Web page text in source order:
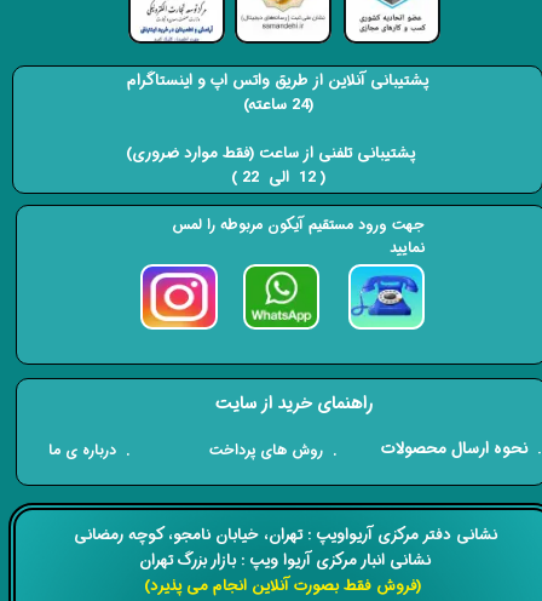
​​نشانی دفتر مرکزی آریواویپ : تهران، خیابان نامجو،کوچه رمضانی
نشانی انبار مرکزی آریوا ویپ : بازار بزرگ تهران
(فروش فقط بصورت آنلاین انجام می پذیرد)
راهنمای خرید از سایت
​. نحوه ارسال محصولات . روش های پرداخت . درباره ی ما
پشتیبانی آنلاین از طریق واتس اپ و اینستاگرام
(24 ساعته)
​​​​​​​ پشتیبانی تلفنی از ساعت (فقط موارد ضروری)
( 12 الی 22 ) ​​​​​​​
جهت ورود مستقیم آیکون مربوطه را لمس
نمایید